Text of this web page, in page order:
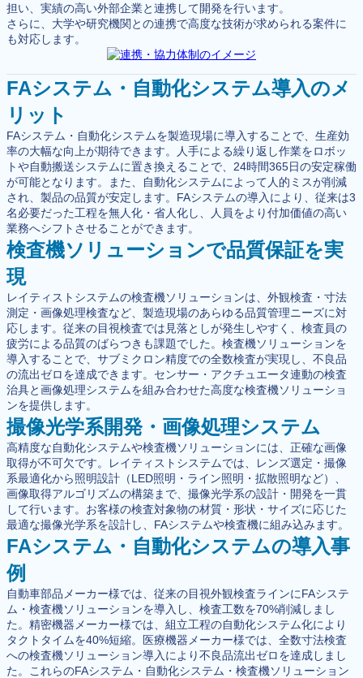
担い、実績の高い外部企業と連携して開発を行います。
さらに、大学や研究機関との連携で高度な技術が求められる案件に
も対応します。
FAシステム・自動化システム導入のメ
リット
FAシステム・自動化システムを製造現場に導入することで、生産効
率の大幅な向上が期待できます。人手による繰り返し作業をロボッ
トや自動搬送システムに置き換えることで、24時間365日の安定稼働
が可能となります。また、自動化システムによって人的ミスが削減
され、製品の品質が安定します。FAシステムの導入により、従来は3
名必要だった工程を無人化・省人化し、人員をより付加価値の高い
業務へシフトさせることができます。
検査機ソリューションで品質保証を実
現
レイティストシステムの検査機ソリューションは、外観検査・寸法
測定・画像処理検査など、製造現場のあらゆる品質管理ニーズに対
応します。従来の目視検査では見落としが発生しやすく、検査員の
疲労による品質のばらつきも課題でした。検査機ソリューションを
導入することで、サブミクロン精度での全数検査が実現し、不良品
の流出ゼロを達成できます。センサー・アクチュエータ連動の検査
治具と画像処理システムを組み合わせた高度な検査機ソリューショ
ンを提供します。
撮像光学系開発・画像処理システム
高精度な自動化システムや検査機ソリューションには、正確な画像
取得が不可欠です。レイティストシステムでは、レンズ選定・撮像
系最適化から照明設計（LED照明・ライン照明・拡散照明など）、
画像取得アルゴリズムの構築まで、撮像光学系の設計・開発を一貫
して行います。お客様の検査対象物の材質・形状・サイズに応じた
最適な撮像光学系を設計し、FAシステムや検査機に組み込みます。
FAシステム・自動化システムの導入事
例
自動車部品メーカー様では、従来の目視外観検査ラインにFAシステ
ム・検査機ソリューションを導入し、検査工数を70%削減しまし
た。精密機器メーカー様では、組立工程の自動化システム化により
タクトタイムを40%短縮。医療機器メーカー様では、全数寸法検査
への検査機ソリューション導入により不良品流出ゼロを達成しまし
た。これらのFAシステム・自動化システム・検査機ソリューション